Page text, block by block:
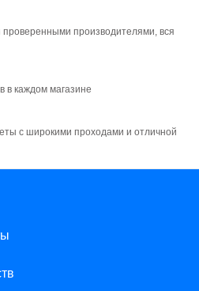
производителями, вся
в каждом магазине
с широкими проходами и отличной